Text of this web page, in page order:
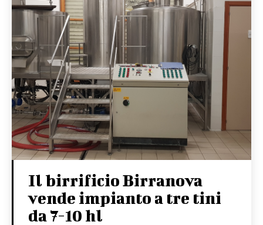
Il birrificio Birranova
vende impianto a tre tini
da 7-10 hl